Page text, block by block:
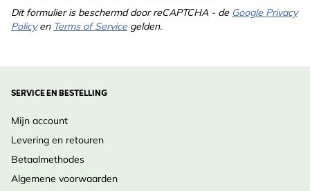
Uitvoering Hardcover
type
Pagina's
Dit formulier is beschermd door reCAPTCHA - de Google Privacy
Policyen Terms of Service gelden.
SERVICE EN BESTELLING
Mijn account
Levering en retouren
Betaalmethodes
Algemene voorwaarden